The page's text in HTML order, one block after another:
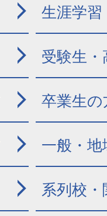
生涯学習
受験生
卒業生の
一般・地
系列校